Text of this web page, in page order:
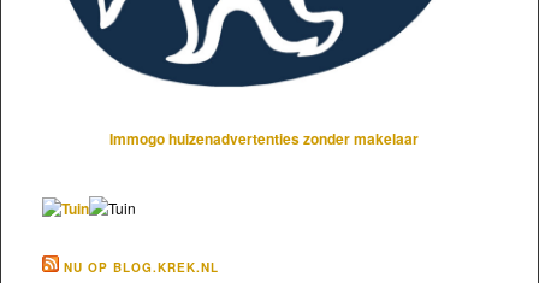
Immogo huizenadvertenties zonder makelaar
NU OP BLOG.KREK.NL